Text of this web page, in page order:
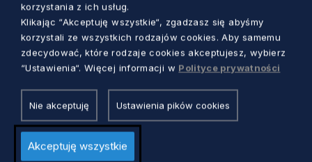
Liczby mówią same za siebie
W Zdolnych z Pomorza uczestniczy 19
powiatów oraz siedem pomorskich uczelni:
Akademia Pomorska, Uniwersytet Morski w
Gdyni, Gdański Uniwersytet Medyczny,
Akademia Wychowania Fizycznego i Sportu
korzystania z ich usług.
Klikając “Akceptuję wszystkie“, zgadzasz się abyśmy
korzystali ze wszystkich rodzajów cookies. Aby samemu
zdecydować, które rodzaje cookies akceptujesz, wybierz
“Ustawienia“. Więcej informacji w Polityce prywatności
Nie akceptuję Ustawienia pików cookies
Akceptuję wszystkie